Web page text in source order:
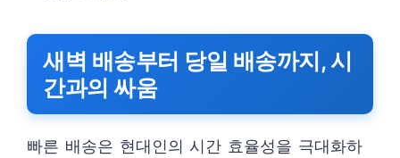
새벽 배송부터 당일 배송까지, 시
간과의 싸움
빠른 배송은 현대인의 시간 효율성을 극대화하